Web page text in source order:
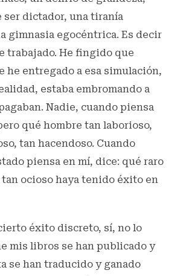
ser dictador, una tiranía
gimnasia egocéntrica. Es decir
trabajado. He fingido que
he entregado a esa simulación,
estaba embromando a
Nadie, cuando piensa
qué hombre tan laborioso,
tan hacendoso. Cuando
piensa en mí, dice: qué raro
ocioso haya tenido éxito en
éxito discreto, sí, no lo
mis libros se han publicado y
se han traducido y ganado